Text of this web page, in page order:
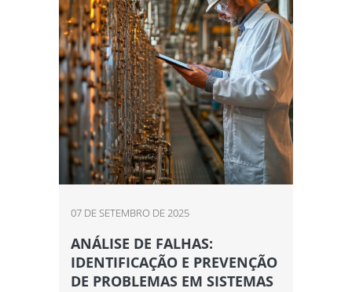
07 DE SETEMBRO DE 2025
ANÁLISE DE FALHAS:
IDENTIFICAÇÃO E PREVENÇÃO
DE PROBLEMAS EM SISTEMAS